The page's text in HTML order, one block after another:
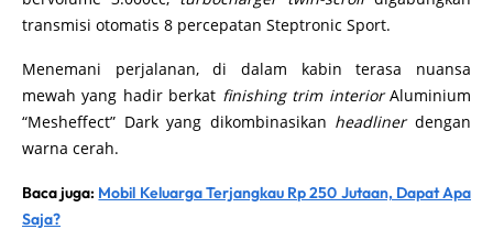
transmisi otomatis 8 percepatan Steptronic Sport.
Menemani perjalanan, di dalam kabin terasa nuansa
mewah yang hadir berkat finishing trim interiorAluminium
“Mesheffect” Dark yang dikombinasikan headlinerdengan
warna cerah.
Baca juga: Mobil Keluarga Terjangkau Rp 250 Jutaan, Dapat Apa
Saja?